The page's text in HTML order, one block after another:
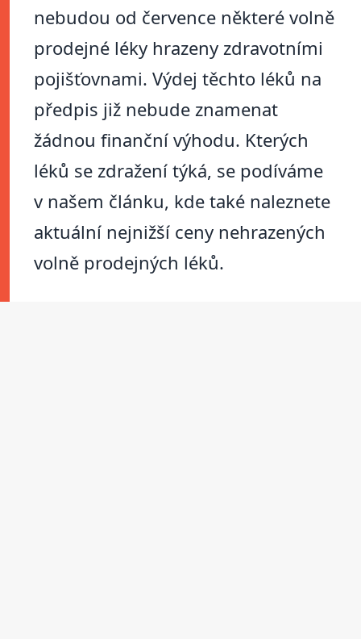
nebudou od července některé volně
prodejné léky hrazeny zdravotními
pojišťovnami. Výdej těchto léků na
předpis již nebude znamenat
žádnou finanční výhodu. Kterých
léků se zdražení týká, se podíváme
v našem článku, kde také naleznete
aktuální nejnižší ceny nehrazených
volně prodejných léků.